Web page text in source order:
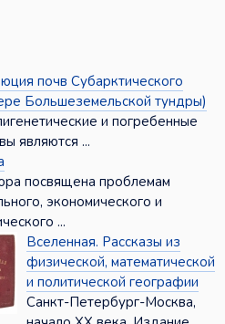
почв Субарктического
Большеземельской тундры)
и погребенные
являются ...
посвящена проблемам
экономического и
...
Вселенная. Рассказы из
физической, математической
и политической географии
Санкт-Петербург-Москва,